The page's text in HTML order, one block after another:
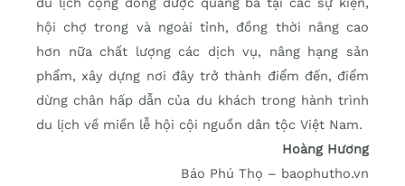
hội chợ trong và ngoài tỉnh, đồng thời nâng cao
hơn nữa chất lượng các dịch vụ, nâng hạng sản
phẩm, xây dựng nơi đây trở thành điểm đến, điểm
dừng chân hấp dẫn của du khách trong hành trình
du lịch về miền lễ hội cội nguồn dân tộc Việt Nam.
Hoàng Hương
Báo Phú Thọ – baophutho.vn